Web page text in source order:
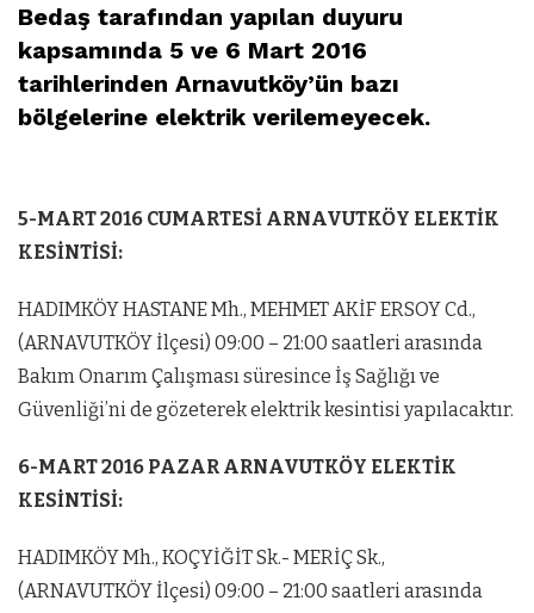
Bedaş tarafından yapılan duyuru
kapsamında 5 ve 6 Mart 2016
tarihlerinden Arnavutköy’ün bazı
bölgelerine elektrik verilemeyecek.
5-MART 2016 CUMARTESİ ARNAVUTKÖY ELEKTİK
KESİNTİSİ:
HADIMKÖY HASTANE Mh., MEHMET AKİF ERSOY Cd.,
(ARNAVUTKÖY İlçesi) 09:00 – 21:00 saatleri arasında
Bakım Onarım Çalışması süresince İş Sağlığı ve
Güvenliği’ni de gözeterek elektrik kesintisi yapılacaktır.
6-MART 2016 PAZAR ARNAVUTKÖY ELEKTİK
KESİNTİSİ:
HADIMKÖY Mh., KOÇYİĞİT Sk.- MERİÇ Sk.,
(ARNAVUTKÖY İlçesi) 09:00 – 21:00 saatleri arasında